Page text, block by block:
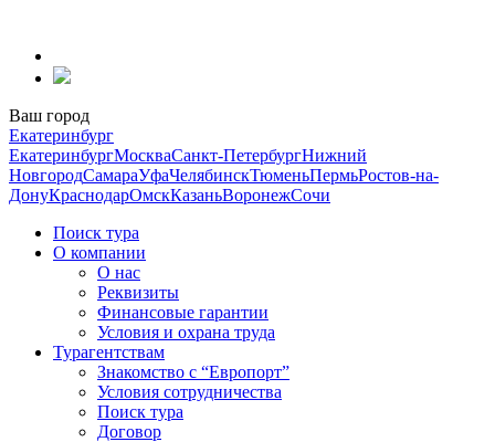
содержанию
Ваш город
Екатеринбург
ЕкатеринбургМоскваСанкт-ПетербургНижний
НовгородСамараУфаЧелябинскТюменьПермьРостов-на-
ДонуКраснодарОмскКазаньВоронежСочи
Поиск тура
О компании
О нас
Реквизиты
Финансовые гарантии
Условия и охрана труда
Турагентствам
Знакомство с “Европорт”
Условия сотрудничества
Поиск тура
Договор